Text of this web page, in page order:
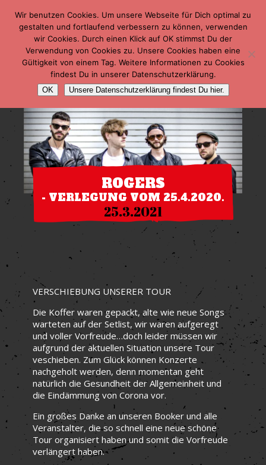
ROGERS
- VERLEGUNG VOM 25.4.2020.
25.3.2021
VERSCHIEBUNG UNSERER TOUR
Die Koffer waren gepackt, alte wie neue Songs
warteten auf der Setlist, wir waren aufgeregt
und voller Vorfreude…doch leider müssen wir
aufgrund der aktuellen Situation unsere Tour
veschieben. Zum Glück können Konzerte
nachgeholt werden, denn momentan geht
natürlich die Gesundheit der Allgemeinheit und
die Eindämmung von Corona vor.
Ein großes Danke an unseren Booker und alle
Veranstalter, die so schnell eine neue schöne
Tour organisiert haben und somit die Vorfreude
verlängert haben.
Wir benutzen Cookies. Um unsere Webseite für Dich optimal zu
gestalten und fortlaufend verbessern zu können, verwenden
wir Cookies. Durch einen Klick auf OK stimmst Du der
Verwendung von Cookies zu. Unsere Cookies haben eine
Gültigkeit von einem Tag. Weitere Informationen zu Cookies
findest Du in unserer Datenschutzerklärung.
OK Unsere Datenschutzerklärung findest Du hier.